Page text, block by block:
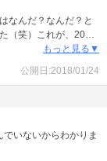
なんだ？なんだ？と
（笑）これが、2013
まれてもいいかなな
ススメです！あと、
、つまらなそうて思
。
もっと見る▼
公開日:2018/01/24
いないからわかりま